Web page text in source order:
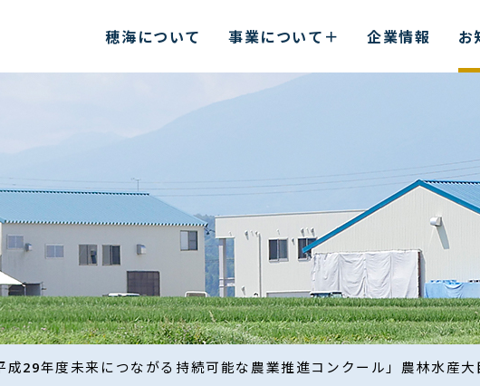
穂海について 事業について 企業情報 お
成29年度未来につながる持続可能な農業推進コンクール」農林水産